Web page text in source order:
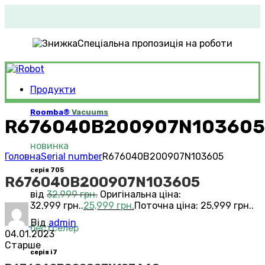
Спеціальна пропозиція на роботи
Продукти
Roomba® Vacuums
новинка
серія 705
від 32,999грн. Оригінальна ціна:
32,999 грн..25,999 грн.Поточна ціна: 25,999 грн..
бестселер
серія i7
R676040B200907N103605
ГоловнаSerial numberR676040B200907N103605
R676040B200907N103605
Від admin
04.01.2023
Старше